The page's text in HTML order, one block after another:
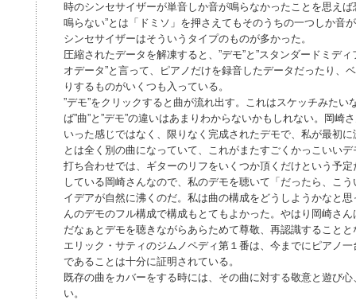
時のシンセサイザーが単音しか音が鳴らなかったことを思え
鳴らない”とは「ドミソ」を押さえてもそのうちの一つしか音
シンセサイザーはそういうタイプのものが多かった。
圧縮されたデータを解凍すると、”デモ”と”スタンダードミデ
オデータ”と言って、ピアノだけを録音したデータだったり、
りするものがいくつも入っている。
”デモ”をクリックすると曲が流れ出す。これはスケッチみたい
ば”曲”と”デモ”の違いはあまりわからないかもしれない。岡崎
いった感じではなく、限りなく完成されたデモで、私が最初
とは全く別の曲になっていて、これがまたすごくかっこいいデ
打ち合わせでは、ギターのリフをいくつか頂くだけという予
している岡崎さんなので、私のデモを聴いて「だったら、こ
イデアが自然に沸くのだ。私は曲の構成をどうしようかなと
んのデモのフル構成で構成もとてもよかった。やはり岡崎さ
だなぁとデモを聴きながらあらためて尊敬、再認識することと
エリック・サティのジムノペディ第１番は、今までにピアノ
であることは十分に証明されている。
既存の曲をカバーをする時には、その曲に対する敬意と遊び
い。